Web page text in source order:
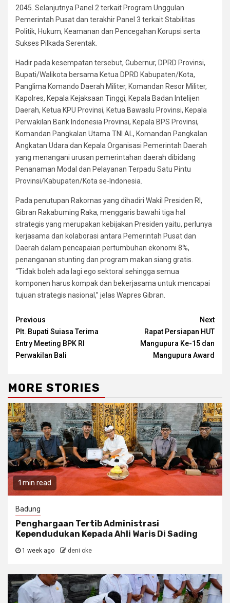
2045. Selanjutnya Panel 2 terkait Program Unggulan
Pemerintah Pusat dan terakhir Panel 3 terkait Stabilitas
Politik, Hukum, Keamanan dan Pencegahan Korupsi serta
Sukses Pilkada Serentak.
Hadir pada kesempatan tersebut, Gubernur, DPRD Provinsi,
Bupati/Walikota bersama Ketua DPRD Kabupaten/Kota,
Panglima Komando Daerah Militer, Komandan Resor Militer,
Kapolres, Kepala Kejaksaan Tinggi, Kepala Badan Intelijen
Daerah, Ketua KPU Provinsi, Ketua Bawaslu Provinsi, Kepala
Perwakilan Bank Indonesia Provinsi, Kepala BPS Provinsi,
Komandan Pangkalan Utama TNI AL, Komandan Pangkalan
Angkatan Udara dan Kepala Organisasi Pemerintah Daerah
yang menangani urusan pemerintahan daerah dibidang
Penanaman Modal dan Pelayanan Terpadu Satu Pintu
Provinsi/Kabupaten/Kota se-Indonesia.
Pada penutupan Rakornas yang dihadiri Wakil Presiden RI,
Gibran Rakabuming Raka, menggaris bawahi tiga hal
strategis yang merupakan kebijakan Presiden yaitu, perlunya
kerjasama dan kolaborasi antara Pemerintah Pusat dan
Daerah dalam pencapaian pertumbuhan ekonomi 8%,
penanganan stunting dan program makan siang gratis.
“Tidak boleh ada lagi ego sektoral sehingga semua
komponen harus kompak dan bekerjasama untuk mencapai
tujuan strategis nasional,” jelas Wapres Gibran.
Continue
Reading
Previous
Plt. Bupati Suiasa Terima
Entry Meeting BPK RI
Perwakilan Bali
Next
Rapat Persiapan HUT
Mangupura Ke-15 dan
Mangupura Award
MORE STORIES
1 min read
Badung
Penghargaan Tertib Administrasi
Kependudukan Kepada Ahli Waris Di Sading
1 week ago deni oke